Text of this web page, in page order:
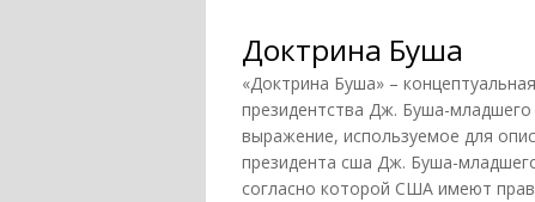
Доктрина Буша
«Доктрина Буша» –
президентства Дж. Буша-младшего
выражение, используемое для
президента сша Дж. Буша-
согласно которой США имеют